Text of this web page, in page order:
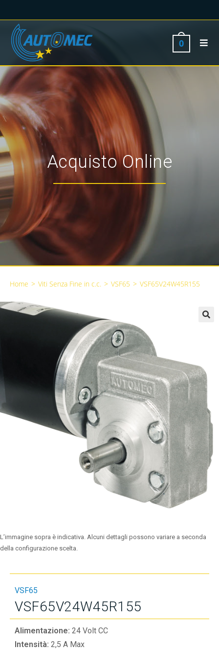
0
Acquisto Online
Home > Viti Senza Fine in c.c. > VSF65 > VSF65V24W45R155
L’immagine sopra è indicativa. Alcuni dettagli possono variare a seconda
della configurazione scelta.
VSF65
VSF65V24W45R155
Alimentazione: 24 Volt CC
Intensità: 2,5 A Max